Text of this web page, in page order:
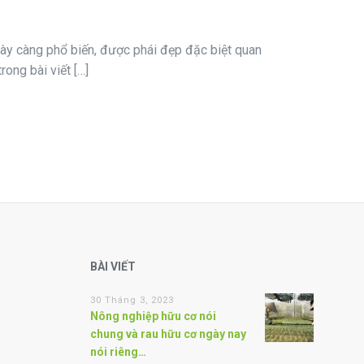
càng phổ biến, được phái đẹp đặc biệt quan
bài viết […]
BÀI VIẾT
30 Tháng 3, 2023
Nông nghiệp hữu cơ nói
chung và rau hữu cơ ngày nay
nói riêng…